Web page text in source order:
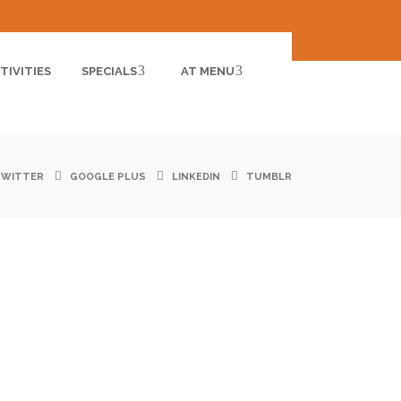
SPECIALS AT MENU
GOOGLE PLUS LINKEDIN TUMBLR